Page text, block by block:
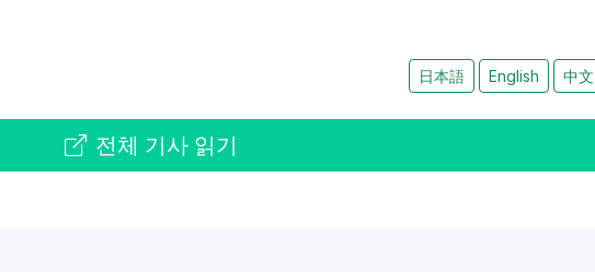
日本語 English 中文
전체 기사 읽기